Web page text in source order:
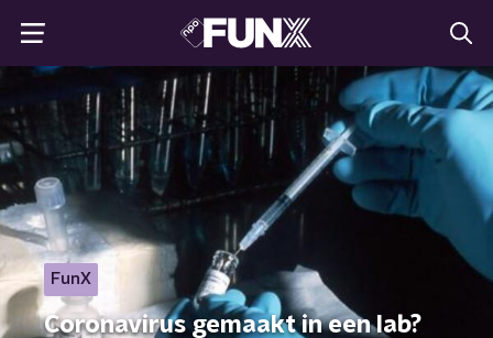
FunX
Coronavirus gemaakt in een lab?